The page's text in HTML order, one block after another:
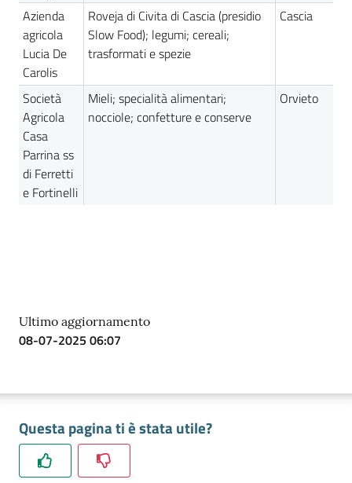
Azienda
agricola
Lucia De
Carolis
Roveja di Civita di Cascia (presidio
Slow Food); legumi; cereali;
trasformati e spezie
Cascia
Società
Agricola
Casa
Parrina ss
di Ferretti
e Fortinelli
Mieli; specialità alimentari;
nocciole; confetture e conserve
Orvieto
Ultimo aggiornamento
08-07-2025 06:07
Questa pagina ti è stata utile?